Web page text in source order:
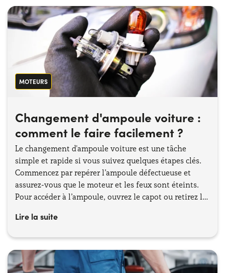
MOTEURS
Changement d'ampoule voiture :
comment le faire facilement ?
Le changement d'ampoule voiture est une tâche
simple et rapide si vous suivez quelques étapes clés.
Commencez par repérer l’ampoule défectueuse et
assurez-vous que le moteur et les feux sont éteints.
Pour accéder à l’ampoule, ouvrez le capot ou retirez le
Lire la suite